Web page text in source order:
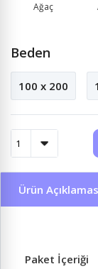
Ağaç
Beden
100 x 200
Ürün
Paket İçeriği